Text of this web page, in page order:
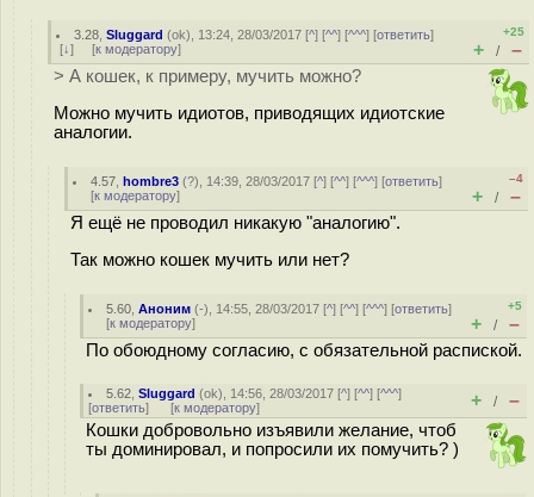
3.28 ,Sluggard (ok), 13:24, 28/03/2017 [^] [^^] [^^^] [ответить]
[↓] [к модератору]
+25
+ / –
> А кошек, к примеру, мучить можно?
Можно мучить идиотов, приводящих идиотские
аналогии.
4.57 ,hombre3 (?), 14:39, 28/03/2017 [^] [^^] [^^^] [ответить]
[к модератору]
–4
+ / –
Я ещё не проводил никакую "аналогию".
Так можно кошек мучить или нет?
5.60 ,Аноним (-), 14:55, 28/03/2017 [^] [^^] [^^^] [ответить]
[к модератору]
+5
+ / –
По обоюдному согласию, с обязательной распиской.
5.62 ,Sluggard (ok), 14:56, 28/03/2017 [^] [^^] [^^^]
[ответить] [к модератору] + / –
Кошки добровольно изъявили желание, чтоб
ты доминировал, и попросили их помучить? )